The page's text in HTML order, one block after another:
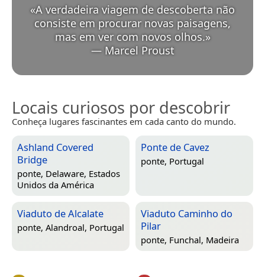
«A verdadeira viagem de descoberta não
consiste em procurar novas paisagens,
mas em ver com novos olhos. »
— Marcel Proust
Locais curiosos por descobrir
Conheça lugares fascinantes em cada canto do mundo.
Ashland Covered
Bridge
ponte, Delaware, Estados
Unidos da América
Ponte de Cavez
ponte, Portugal
Viaduto de Alcalate
ponte, Alandroal, Portugal
Viaduto Caminho do
Pilar
ponte, Funchal, Madeira